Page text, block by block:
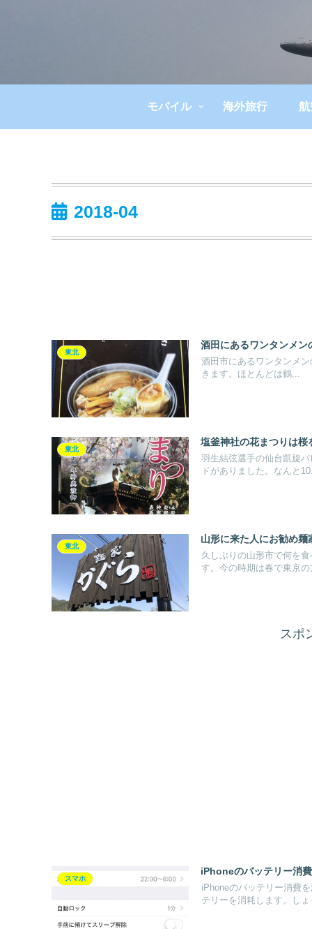
モバイル 海外旅行 航
2018-04
東北
酒田にあるワンタンメン
酒田市にあるワンタンメ
きます。ほとんどは鶴...
東北
塩釜神社の花まつりは
羽生結弦選手の仙台凱旋
ドがありました。なんと
東北
山形に来た人にお勧め麺
久しぶりの山形市で何を
す。今の時期は春で東京
スポ
スマホ
iPhoneのバッテリー消
iPhoneのバッテリー消費
テリーを消耗します。し